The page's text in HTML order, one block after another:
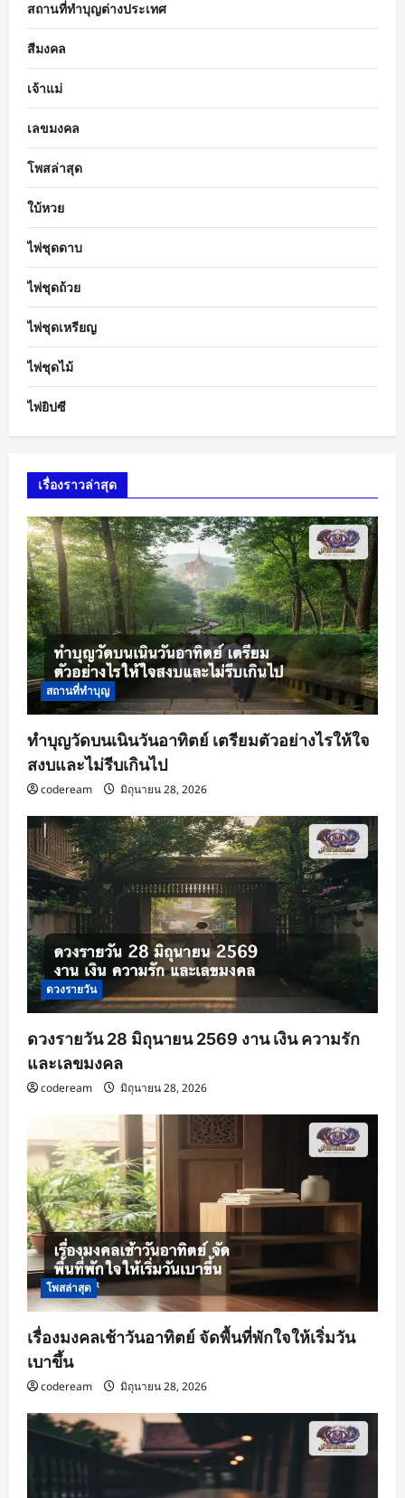
สถานที่ทำบุญต่างประเทศ
สีมงคล
เจ้าแม่
เลขมงคล
โพสล่าสุด
ใบ้หวย
ไพ่ชุดดาบ
ไพ่ชุดถ้วย
ไพ่ชุดเหรียญ
ไพ่ชุดไม้
ไพ่ยิปซี
เรื่องราวล่าสุด
สถานที่ทำบุญ
ทำบุญวัดบนเนินวันอาทิตย์ เตรียมตัวอย่างไรให้ใจ
สงบและไม่รีบเกินไป
codeream มิถุนายน 28, 2026
ดวงรายวัน
ดวงรายวัน 28 มิถุนายน 2569 งาน เงิน ความรัก
และเลขมงคล
codeream มิถุนายน 28, 2026
โพสล่าสุด
เรื่องมงคลเช้าวันอาทิตย์ จัดพื้นที่พักใจให้เริ่มวัน
เบาขึ้น
codeream มิถุนายน 28, 2026